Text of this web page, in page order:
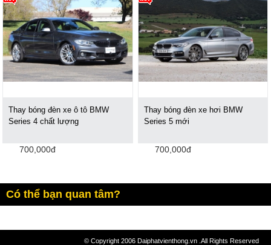
Thay bóng đèn xe ô tô BMW
Series 4 chất lượng
700,000đ
Thay bóng đèn xe hơi BMW
Series 5 mới
700,000đ
Có thể bạn quan tâm?
© Copyright 2006 Daiphatvienthong.vn .All Rights Reserved